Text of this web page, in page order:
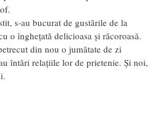
s-au bucurat de gustările de la
o înghețată delicioasa și răcoroasă.
din nou o jumătate de zi
întări relațiile lor de prietenie. Și noi,